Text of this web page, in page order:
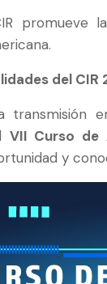
promueve
del CIR
transmisión
VII Curso de
y